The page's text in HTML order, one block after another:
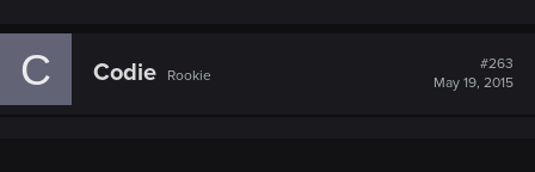
C Codie Rookie
#263
May 19, 2015